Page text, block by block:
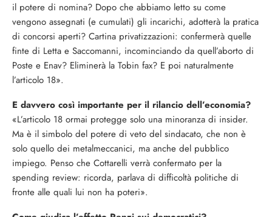
il potere di nomina? Dopo che abbiamo letto su come
vengono assegnati (e cumulati) gli incarichi, adotterà la pratica
di concorsi aperti? Cartina privatizzazioni: confermerà quelle
finte di Letta e Saccomanni, incominciando da quell’aborto di
Poste e Enav? Eliminerà la Tobin fax? E poi naturalmente
l’articolo 18».
E davvero così importante per il rilancio dell’economia?
«L’articolo 18 ormai protegge solo una minoranza di insider.
Ma è il simbolo del potere di veto del sindacato, che non è
solo quello dei metalmeccanici, ma anche del pubblico
impiego. Penso che Cottarelli verrà confermato per la
spending review: ricorda, parlava di difficoltà politiche di
fronte alle quali lui non ha poteri».